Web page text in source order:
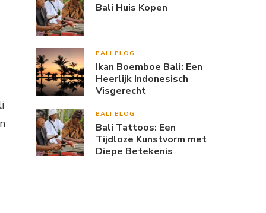
Bali Huis Kopen
BALI BLOG
Ikan Boemboe Bali: Een
Heerlijk Indonesisch
Visgerecht
BALI BLOG
Bali Tattoos: Een
Tijdloze Kunstvorm met
Diepe Betekenis